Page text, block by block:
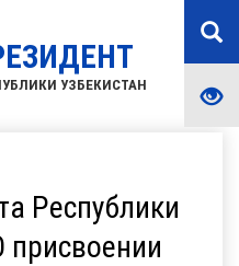
УЗБЕКИСТАН
Республики
присвоении